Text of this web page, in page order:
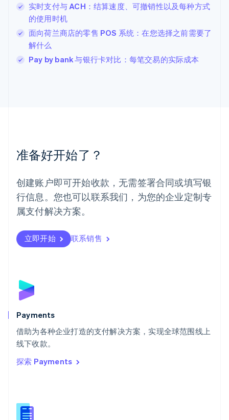
实时支付与 ACH：结算速度、可撤销性以及每种方式
的使用时机
面向荷兰商店的零售 POS 系统：在您选择之前需要了
解什么
Pay by bank 与银行卡对比：每笔交易的实际成本
准备好开始了？
创建账户即可开始收款，无需签署合同或填写银
行信息。您也可以联系我们，为您的企业定制专
属支付解决方案。
立即开始 联系销售
Payments
借助为各种企业打造的支付解决方案，实现全球范围线上
线下收款。
探索 Payments
列支敦士登
DeutschEnglish
卢森堡
Français DeutschEnglish
罗马尼亚
English
挪威
葡萄牙
Português English
日本
日本語English
瑞典
瑞士
DeutschFrançais
English
斯洛文尼亚
泰国
ไทยEnglish
希腊
English
西班牙
新西兰
English